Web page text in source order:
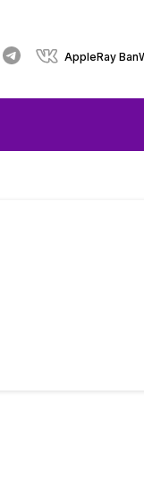
AppleRay Ban